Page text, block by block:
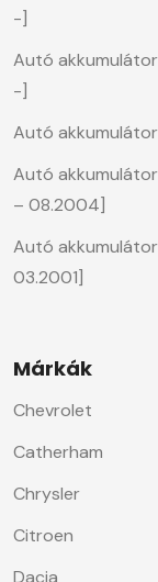
-]
Autó akkumulátor
-]
Autó
Autó akkumulátor
– 08.2004]
Autó akkumulátor
03.2001]
Márkák
Chevrolet
Catherham
Chrysler
Citroen
Dacia